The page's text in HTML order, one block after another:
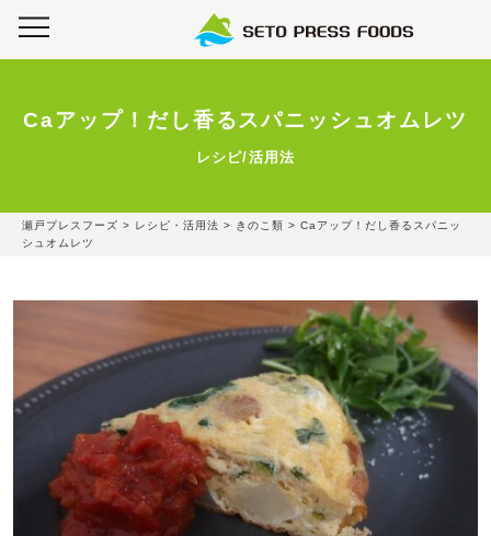
Caアップ！だし香るスパニッシュオムレツ
レシピ/活用法
瀬戸プレスフーズ > レシピ・活用法 > きのこ類 > Caアップ！だし香るスパニッ
シュオムレツ